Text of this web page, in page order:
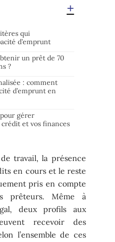
qui
d’emprunt
un prêt de 70
?
: comment
d’emprunt en
gérer
et vos finances
travail, la présence
en cours et le reste
pris en compte
prêteurs. Même à
deux profils aux
recevoir des
l’ensemble de ces